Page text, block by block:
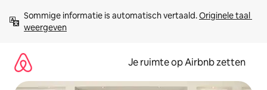
direct
naar
Sommige informatie is automatisch vertaald. Originele taal
weergeven
Je ruimte op Airbnb zetten